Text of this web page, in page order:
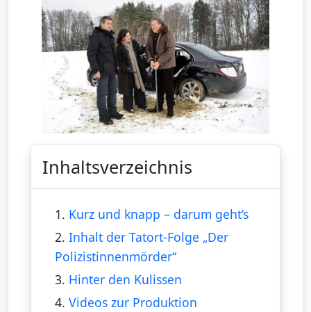
Inhaltsverzeichnis
1. Kurz und knapp – darum geht’s
2. Inhalt der Tatort-Folge „Der
Polizistinnenmörder“
3. Hinter den Kulissen
4. Videos zur Produktion